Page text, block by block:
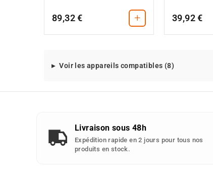
89,32 € + 39,92 €
Modeles
detachee
:
Voir les appareils compatibles (8)
Livraison sous 48h
Expédition rapide en 2 jours pour tous nos
produits en stock.